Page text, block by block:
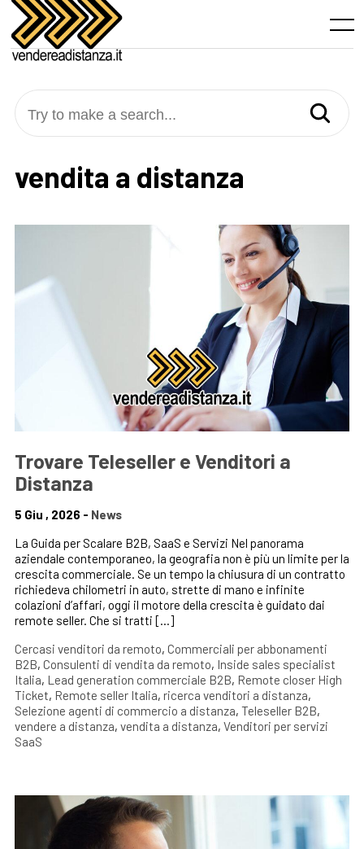
Skip
content
Menu
Try to make a search...
vendita a distanza
Trovare Teleseller e Venditori a
Distanza
5 Giu , 2026 - News
La Guida per Scalare B2B, SaaS e Servizi Nel panorama
aziendale contemporaneo, la geografia non è più un limite per la
crescita commerciale. Se un tempo la chiusura di un contratto
richiedeva chilometri in auto, strette di mano e infinite
colazioni d’affari, oggi il motore della crescita è guidato dai
remote seller. Che si tratti […]
Cercasi venditori da remoto, Commerciali per abbonamenti
B2B, Consulenti di vendita da remoto, Inside sales specialist
Italia, Lead generation commerciale B2B, Remote closer High
Ticket, Remote seller Italia, ricerca venditori a distanza,
Selezione agenti di commercio a distanza, Teleseller B2B,
vendere a distanza, vendita a distanza, Venditori per servizi
SaaS